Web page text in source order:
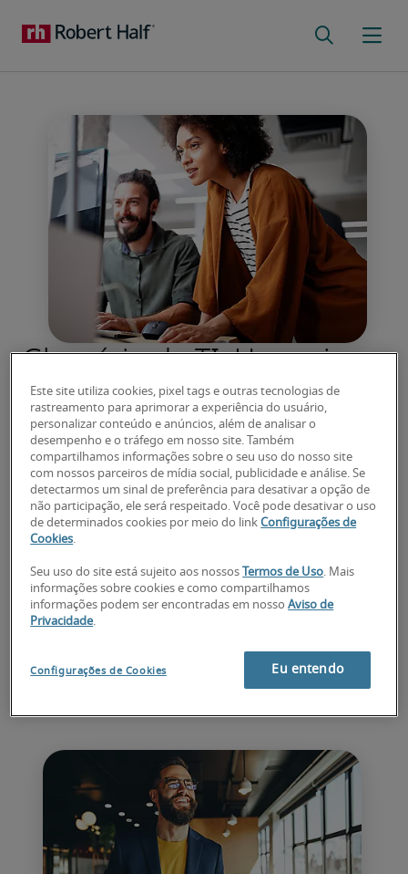
Glossário de TI: Um guia
para gestores e candidatos
Você já perdeu o candidato ideal por alongar
demais o processo? Essa página tem o
objetivo de facilitar essa etapa e dar dicas
essenciais para o sucesso de um processo de
recrutamento.
referência em soluções em talentos brasileiro
e que há décadas vem fazendo a diferença na
vida das pessoas e empresas ao redor do
Este site utiliza cookies, pixel tags e outras tecnologias de
rastreamento para aprimorar a experiência do usuário,
personalizar conteúdo e anúncios, além de analisar o
desempenho e o tráfego em nosso site. Também
compartilhamos informações sobre o seu uso do nosso site
com nossos parceiros de mídia social, publicidade e análise. Se
detectarmos um sinal de preferência para desativar a opção de
não participação, ele será respeitado. Você pode desativar o uso
de determinados cookies por meio do linkConfigurações de
Cookies.
Seu uso do site está sujeito aos nossos Termos de Uso. Mais
informações sobre cookies e como compartilhamos
informações podem ser encontradas em nossoAviso de
Privacidade.
Configurações de Cookies Eu entendo